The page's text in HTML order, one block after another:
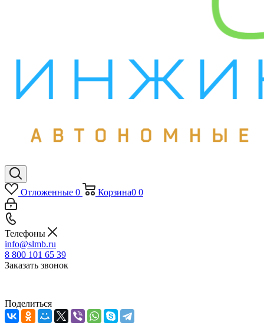
Отложенные 0 Корзина0 0
Телефоны
info@slmb.ru
8 800 101 65 39
Заказать звонок
Поделиться